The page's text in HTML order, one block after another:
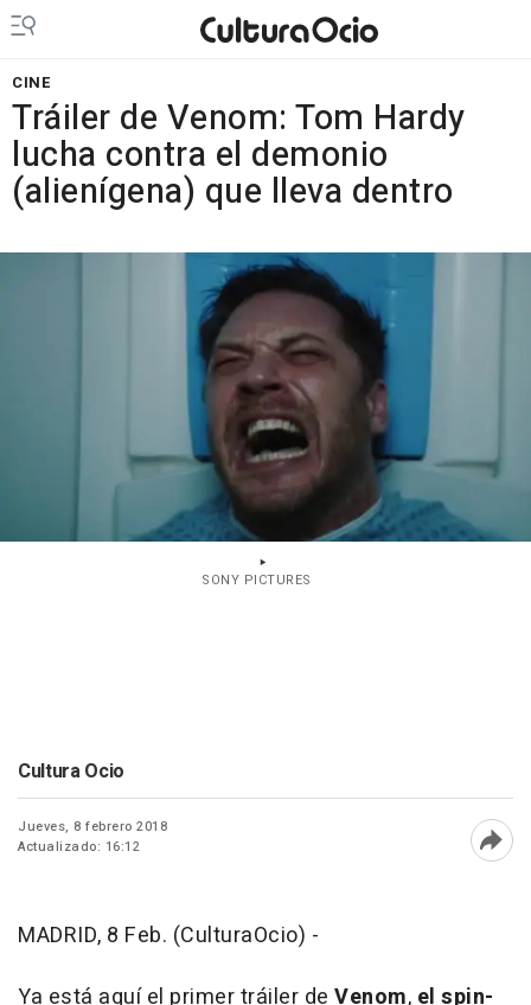
CINE
Tráiler de Venom: Tom Hardy
lucha contra el demonio
(alienígena) que lleva dentro
SONY PICTURES
Cultura Ocio
Jueves, 8 febrero 2018
Actualizado: 16:12
MADRID, 8 Feb. (CulturaOcio) -
Ya está aquí el primer tráiler de Venom, el spin-